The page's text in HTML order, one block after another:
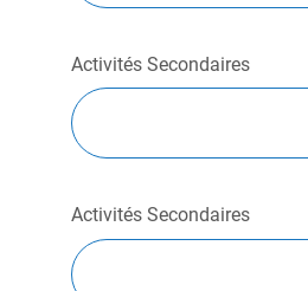
Activités Secondaires
Activités Secondaires